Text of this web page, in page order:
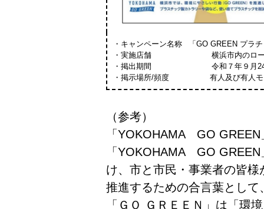
・キャンペーン名称
「GO GREEN プラ
・実施店舗
横浜市内のロー
・掲出期間
令和７年９月24日
・掲示場所/頻度
有人及び有人
（参考）
「YOKOHAMA GO GREEN
「YOKOHAMA GO
け、市と市民・事業者の皆
推進するための合言葉として
「ＧＯ ＧＲＥＥＮ」は「環